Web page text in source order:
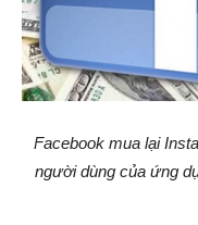
Facebook mua lại
người dùng của ứng